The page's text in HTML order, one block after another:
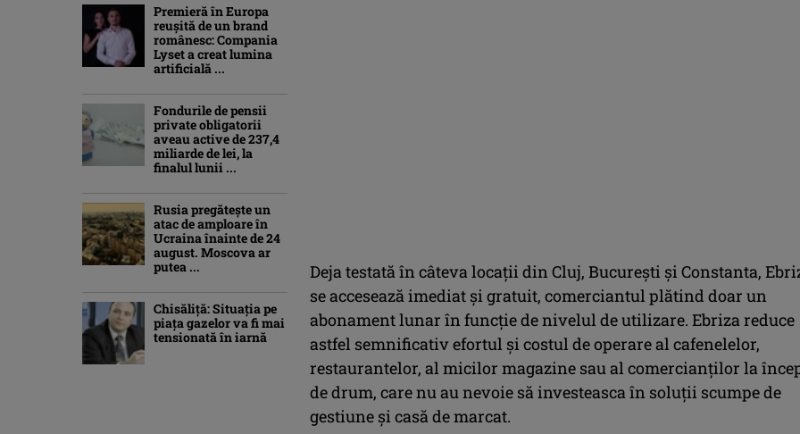
Deja testată în câteva locații din Cluj, București și Constanta,
se accesează imediat și gratuit, comerciantul plătind doar un
abonament lunar în funcție de nivelul de utilizare. Ebriza reduce
astfel semnificativ efortul și costul de operare al cafenelelor,
restaurantelor, al micilor magazine sau al comercianților la
de drum, care nu au nevoie să investeasca în soluții scumpe de
gestiune și casă de marcat.
Premieră în Europa
reușită de un brand
românesc: Compania
Lyset a creat lumina
artificială ...
Fondurile de pensii
private obligatorii
aveau active de 237,4
miliarde de lei, la
finalul lunii ...
Rusia pregătește un
atac de amploare în
Ucraina înainte de 24
august. Moscova ar
putea ...
Chisăliţă: Situaţia pe
piaţa gazelor va fi mai
tensionată în iarnă